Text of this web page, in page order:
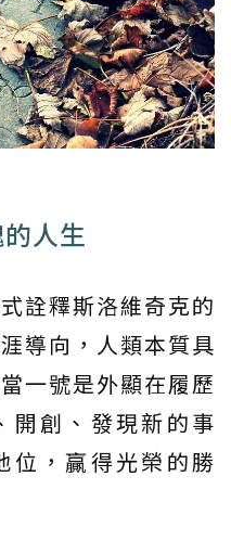
人生
詮釋斯洛維奇克的
導向，人類本質具
一號是外顯在履歷
開創、發現新的事
位，贏得光榮的勝